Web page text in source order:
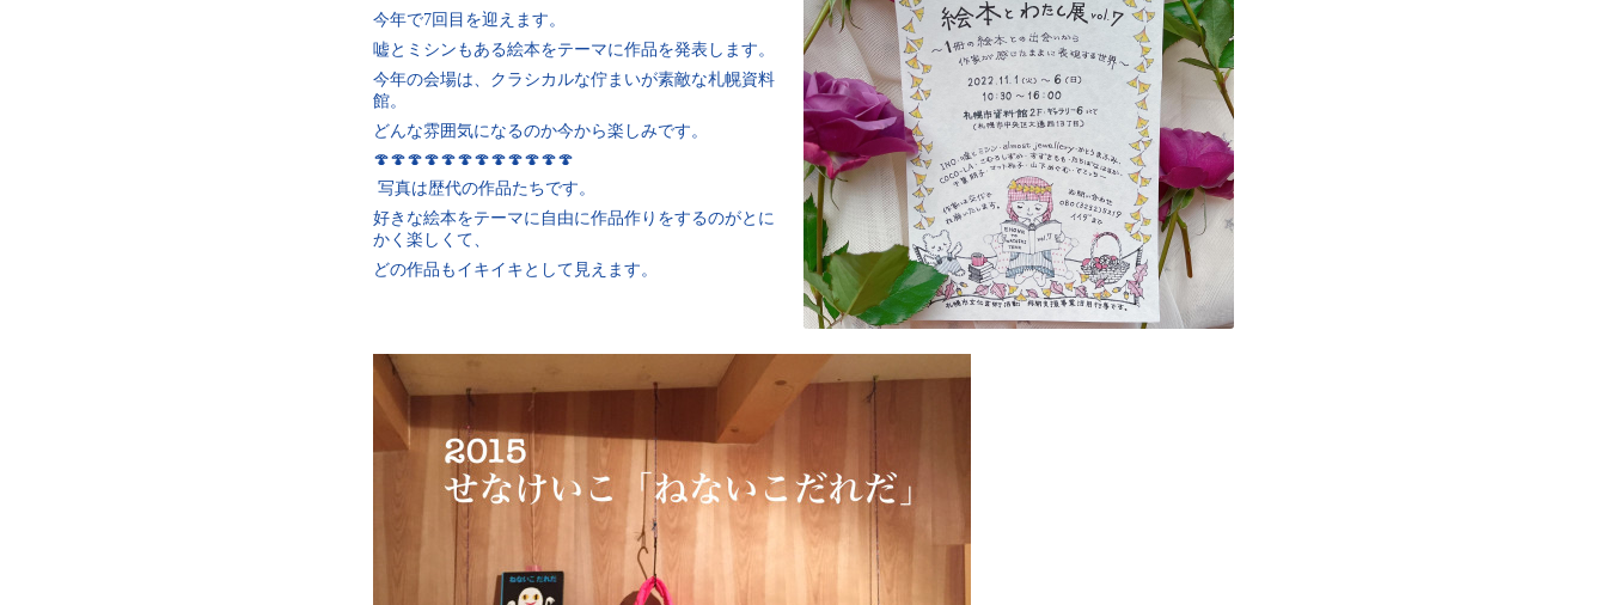
今年で7回目を迎えます。
嘘とミシンもある絵本をテーマに作品を発表します。
今年の会場は、クラシカルな佇まいが素敵な札幌資料
館。
どんな雰囲気になるのか今から楽しみです。
🍄🍄🍄🍄🍄🍄🍄🍄🍄🍄🍄🍄
写真は歴代の作品たちです。
好きな絵本をテーマに自由に作品作りをするのがとに
かく楽しくて、
どの作品もイキイキとして見えます。